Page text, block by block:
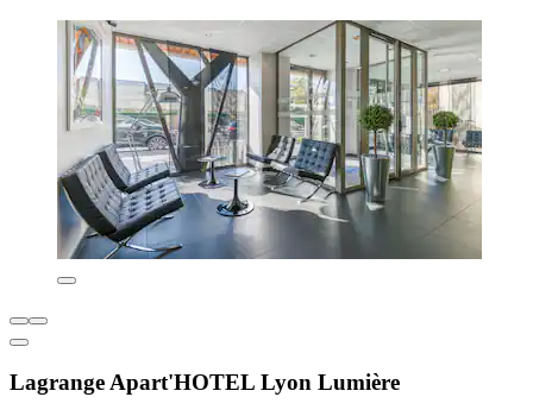
Lagrange Apart'HOTEL Lyon Lumière